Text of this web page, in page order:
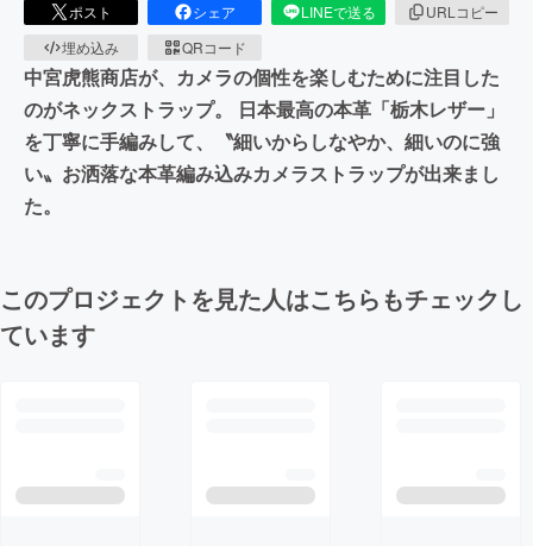
ポスト シェア LINEで送る
URLコピー
埋め込み
QRコード
中宮虎熊商店が、カメラの個性を楽しむために注目した
のがネックストラップ。 日本最高の本革「栃木レザー」
を丁寧に手編みして、〝細いからしなやか、細いのに強
い〟お洒落な本革編み込みカメラストラップが出来まし
た。
このプロジェクトを見た人はこちらもチェックし
ています